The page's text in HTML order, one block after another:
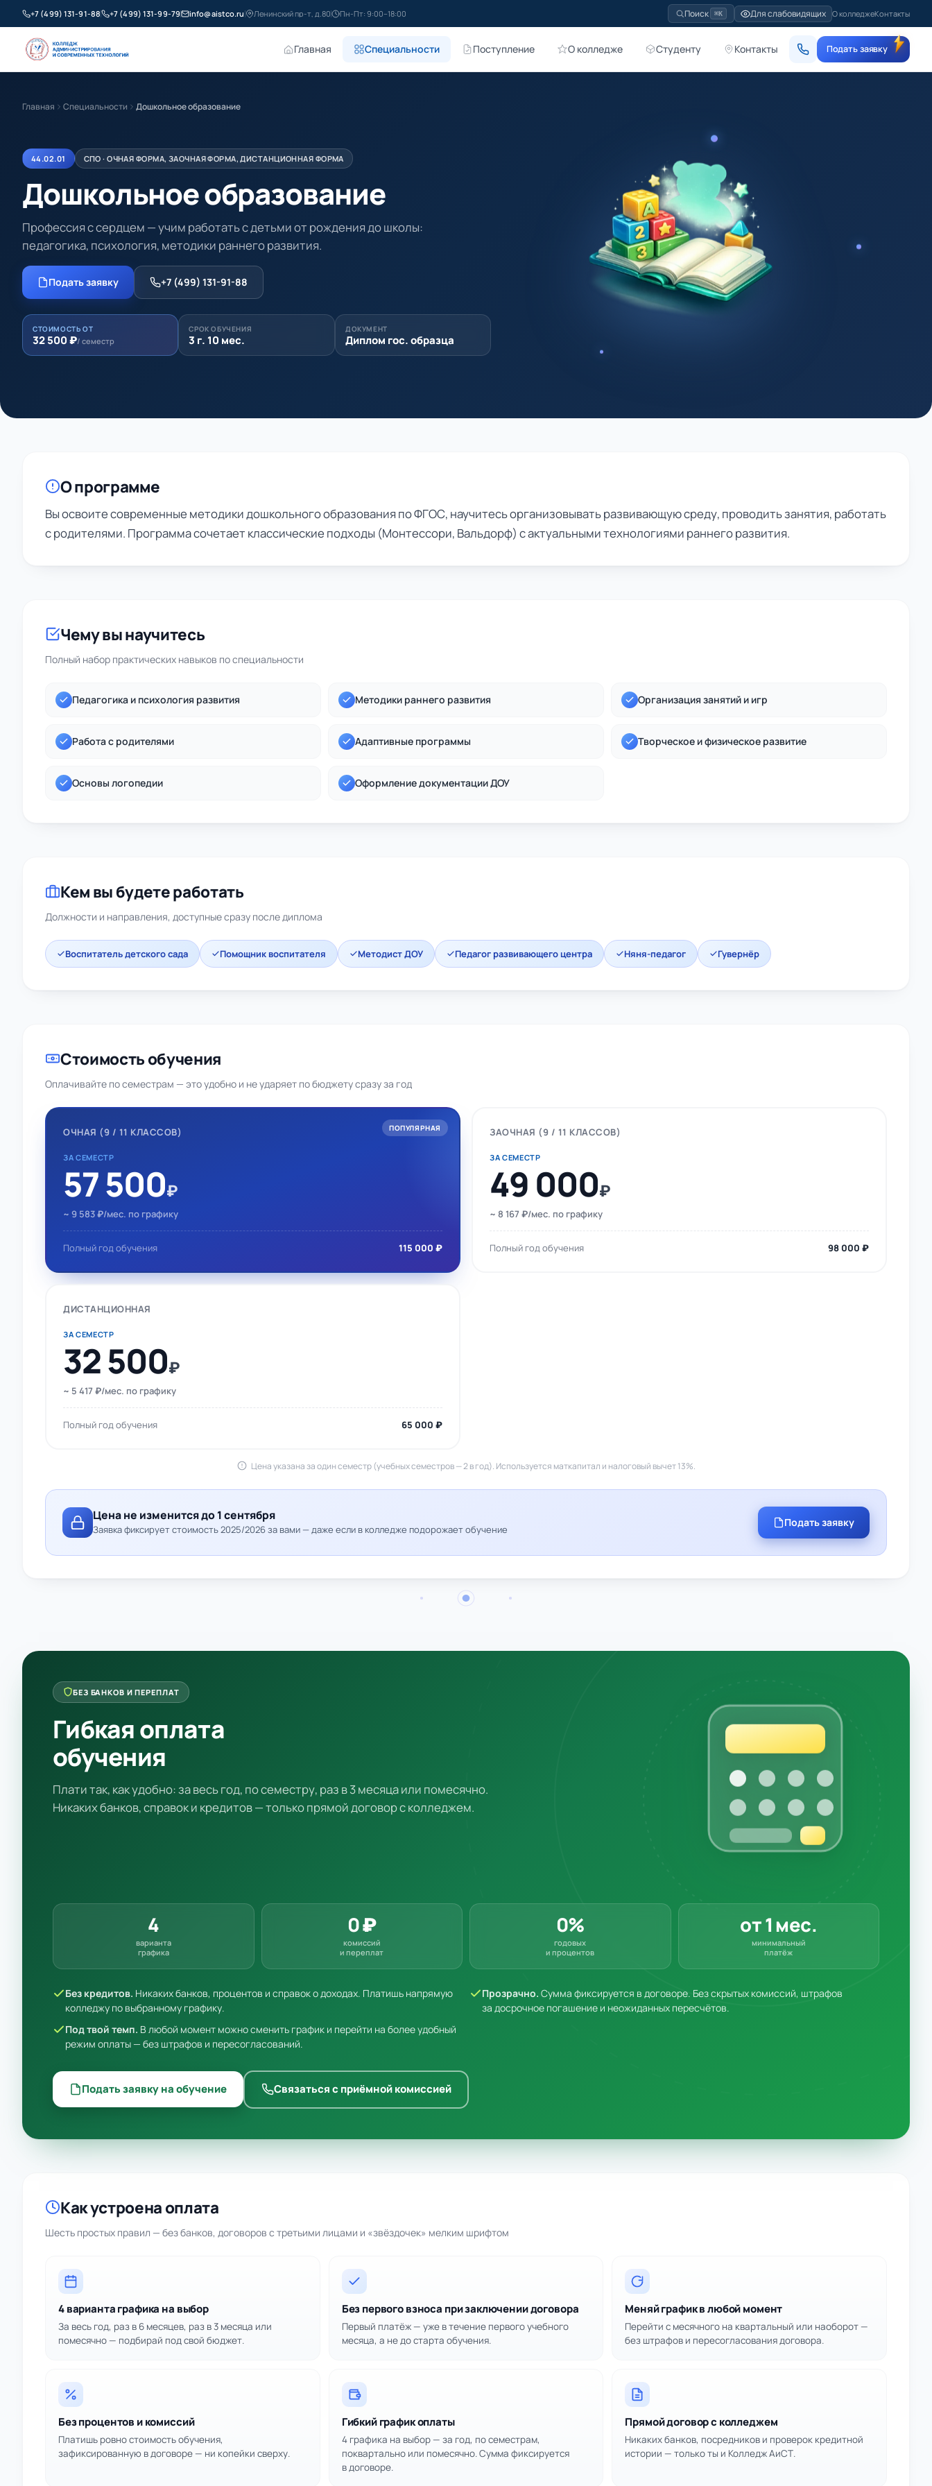
+7 (499) 131-91-88 +7 (499) 131-99-79 info@aistco.ru Ленинский пр-т, д.80 Пн-Пт: 9:00–18:00 Поиск ⌘K Для слабовидящих О колледжеКонтакты
Главная Специальности Поступление О колледже Студенту Контакты Подать заявку
Главная Специальности Дошкольное образование
44.02.01 СПО · ОЧНАЯ ФОРМА, ЗАОЧНАЯ ФОРМА, ДИСТАНЦИОННАЯ ФОРМА
Дошкольное образование
Профессия с сердцем — учим работать с детьми от рождения до школы:
педагогика, психология, методики раннего развития.
Подать заявку +7 (499) 131-91-88
СТОИМОСТЬ ОТ
32 500 ₽/ семестр
СРОК ОБУЧЕНИЯ
3 г. 10 мес.
ДОКУМЕНТ
Диплом гос. образца
О программе
Вы освоите современные методики дошкольного образования по ФГОС, научитесь организовывать развивающую среду, проводить занятия, работать
с родителями. Программа сочетает классические подходы (Монтессори, Вальдорф) с актуальными технологиями раннего развития.
Чему вы научитесь
Полный набор практических навыков по специальности
Педагогика и психология развития Методики раннего развития Организация занятий и игр
Работа с родителями Адаптивные программы Творческое и физическое развитие
Основы логопедии Оформление документации ДОУ
Кем вы будете работать
Должности и направления, доступные сразу после диплома
Воспитатель детского сада Помощник воспитателя Методист ДОУ Педагог развивающего центра Няня-педагог Гувернёр
Стоимость обучения
Оплачивайте по семестрам — это удобно и не ударяет по бюджету сразу за год
ПОПУЛЯРНАЯ
ОЧНАЯ (9 / 11 КЛАССОВ)
ЗА СЕМЕСТР
57 500₽
~ 9 583 ₽/мес. по графику
Полный год обучения 115 000 ₽
ЗАОЧНАЯ (9 / 11 КЛАССОВ)
ЗА СЕМЕСТР
49 000₽
~ 8 167 ₽/мес. по графику
Полный год обучения 98 000 ₽
ДИСТАНЦИОННАЯ
ЗА СЕМЕСТР
32 500₽
~ 5 417 ₽/мес. по графику
Полный год обучения 65 000 ₽
Цена указана за один семестр (учебных семестров — 2 в год). Используется маткапитал и налоговый вычет 13%.
Цена не изменится до 1 сентября
Заявка фиксирует стоимость 2025/2026 за вами — даже если в колледже подорожает обучение
Подать заявку
БЕЗ БАНКОВ И ПЕРЕПЛАТ
Гибкая оплата
обучения
Плати так, как удобно: за весь год, по семестру, раз в 3 месяца или помесячно.
Никаких банков, справок и кредитов — только прямой договор с колледжем.
4
варианта
графика
0 ₽
комиссий
и переплат
0%
годовых
и процентов
от 1 мес.
минимальный
платёж
Без кредитов. Никаких банков, процентов и справок о доходах. Платишь напрямую
колледжу по выбранному графику.
Прозрачно. Сумма фиксируется в договоре. Без скрытых комиссий, штрафов
за досрочное погашение и неожиданных пересчётов.
Под твой темп. В любой момент можно сменить график и перейти на более удобный
режим оплаты — без штрафов и пересогласований.
Подать заявку на обучение Связаться с приёмной комиссией
Как устроена оплата
Шесть простых правил — без банков, договоров с третьими лицами и «звёздочек» мелким шрифтом
4 варианта графика на выбор
За весь год, раз в 6 месяцев, раз в 3 месяца или
помесячно — подбирай под свой бюджет.
Без первого взноса при заключении договора
Первый платёж — уже в течение первого учебного
месяца, а не до старта обучения.
Меняй график в любой момент
Перейти с месячного на квартальный или наоборот —
без штрафов и пересогласования договора.
Без процентов и комиссий
Платишь ровно стоимость обучения,
зафиксированную в договоре — ни копейки сверху.
Гибкий график оплаты
4 графика на выбор — за год, по семестрам,
поквартально или помесячно. Сумма фиксируется
в договоре.
Прямой договор с колледжем
Никаких банков, посредников и проверок кредитной
истории — только ты и Колледж АиСТ.